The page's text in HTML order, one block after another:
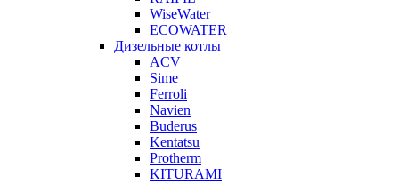
WiseWater
ECOWATER
Дизельные котлы
ACV
Sime
Ferroli
Navien
Buderus
Kentatsu
Protherm
KITURAMI